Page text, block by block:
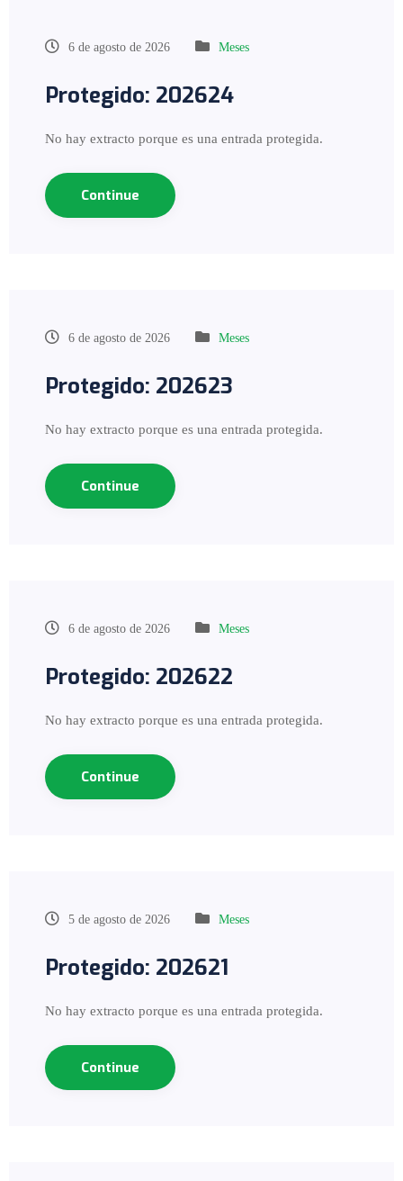
6 de agosto de 2026 Meses
Protegido: 202624
No hay extracto porque es una entrada protegida.
Continue
6 de agosto de 2026 Meses
Protegido: 202623
No hay extracto porque es una entrada protegida.
Continue
6 de agosto de 2026 Meses
Protegido: 202622
No hay extracto porque es una entrada protegida.
Continue
5 de agosto de 2026 Meses
Protegido: 202621
No hay extracto porque es una entrada protegida.
Continue